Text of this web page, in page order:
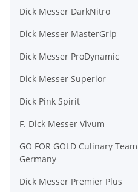
Dick Messer DarkNitro
Dick Messer MasterGrip
Dick Messer ProDynamic
Dick Messer Superior
Dick Pink Spirit
F. Dick Messer Vivum
GO FOR GOLD Culinary Team
Germany
Dick Messer Premier Plus